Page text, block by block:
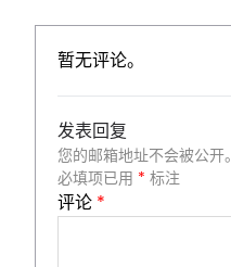
暂无评论。
发表回复
您的邮箱地址不会被公开。
必填项已用 * 标注
评论 *